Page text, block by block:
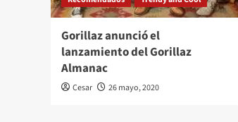
Gorillaz anunció el
lanzamiento del Gorillaz
Almanac
Cesar 26 mayo, 2020